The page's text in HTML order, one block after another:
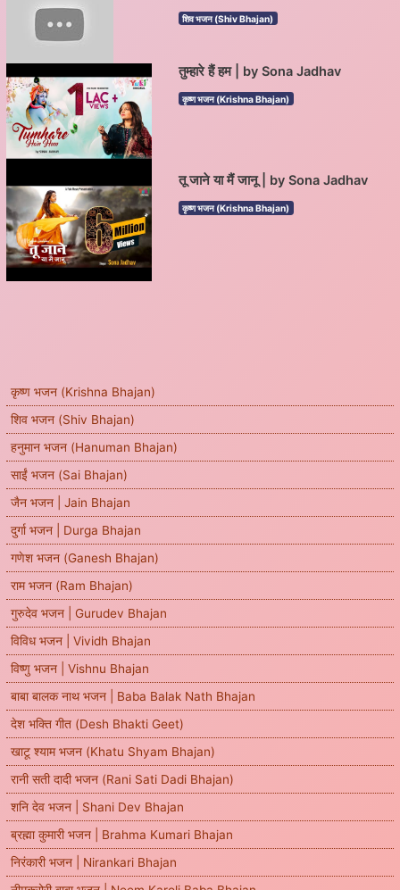
कृष्ण भजन (Krishna Bhajan)
शिव भजन (Shiv Bhajan)
हनुमान भजन (Hanuman Bhajan)
साईं भजन (Sai Bhajan)
जैन भजन | Jain Bhajan
दुर्गा भजन | Durga Bhajan
गणेश भजन (Ganesh Bhajan)
राम भजन (Ram Bhajan)
गुरुदेव भजन | Gurudev Bhajan
विविध भजन | Vividh Bhajan
विष्णु भजन | Vishnu Bhajan
बाबा बालक नाथ भजन | Baba Balak Nath Bhajan
देश भक्ति गीत (Desh Bhakti Geet)
खाटू श्याम भजन (Khatu Shyam Bhajan)
रानी सती दादी भजन (Rani Sati Dadi Bhajan)
शनि देव भजन | Shani Dev Bhajan
ब्रह्मा कुमारी भजन | Brahma Kumari Bhajan
निरंकारी भजन | Nirankari Bhajan
शिव भजन (Shiv Bhajan)
तुम्हारे हैं हम | by Sona Jadhav
कृष्ण भजन (Krishna Bhajan)
तू जाने या मैं जानू | by Sona Jadhav
कृष्ण भजन (Krishna Bhajan)